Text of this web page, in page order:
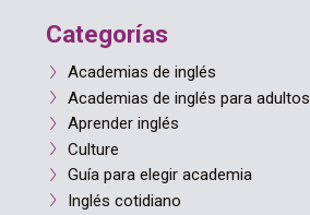
Categorías
Academias de inglés
Academias de inglés para adultos
Aprender inglés
Culture
Guía para elegir academia
Inglés cotidiano